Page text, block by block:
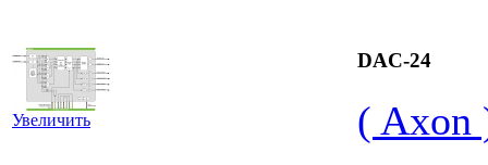
Увеличить
DAC-24
( Axon